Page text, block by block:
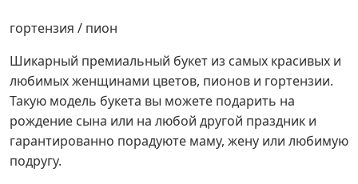
гортензия / пион
Шикарный премиальный букет из самых красивых и
любимых женщинами цветов, пионов и гортензии.
Такую модель букета вы можете подарить на
рождение сына или на любой другой праздник и
гарантированно порадуюте маму, жену или любимую
подругу.